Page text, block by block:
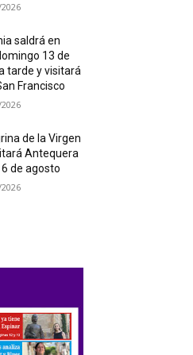
saldrá en
13 de
tarde y visitará
Francisco
de la Virgen
Antequera
de agosto